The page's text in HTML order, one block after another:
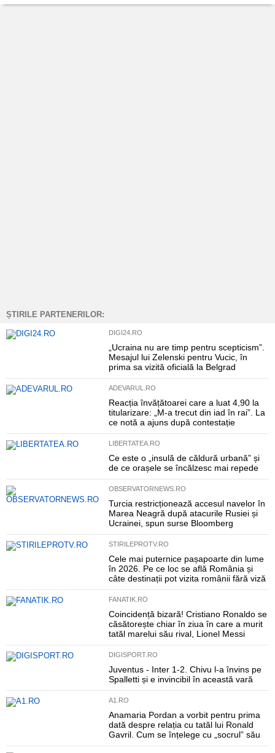
ȘTIRILE PARTENERILOR:
DIGI24.RO
„Ucraina nu are timp pentru scepticism”.
Mesajul lui Zelenski pentru Vucic, în
prima sa vizită oficială la Belgrad
ADEVARUL.RO
Reacția învățătoarei care a luat 4,90 la
titularizare: „M-a trecut din iad în rai”. La
ce notă a ajuns după contestație
LIBERTATEA.RO
Ce este o „insulă de căldură urbană” și
de ce orașele se încălzesc mai repede
OBSERVATORNEWS.RO
Turcia restricționează accesul navelor în
Marea Neagră după atacurile Rusiei și
Ucrainei, spun surse Bloomberg
STIRILEPROTV.RO
Cele mai puternice pașapoarte din lume
în 2026. Pe ce loc se află România și
câte destinații pot vizita românii fără viză
FANATIK.RO
Coincidență bizară! Cristiano Ronaldo se
căsătorește chiar în ziua în care a murit
tatăl marelui său rival, Lionel Messi
DIGISPORT.RO
Juventus - Inter 1-2. Chivu l-a învins pe
Spalletti și e invincibil în această vară
A1.RO
Anamaria Pordan a vorbit pentru prima
dată despre relația cu tatăl lui Ronald
Gavril. Cum se înțelege cu „socrul” său